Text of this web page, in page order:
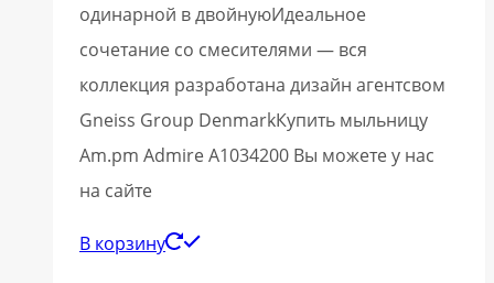
одинарной в двойнуюИдеальное
сочетание со смесителями — вся
коллекция разработана дизайн агентсвом
Gneiss Group DenmarkКупить мыльницу
Am.pm Admire A1034200 Вы можете у нас
на сайте
В корзину